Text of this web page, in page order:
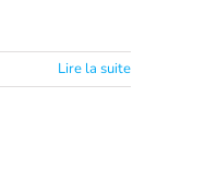
Lire la suite